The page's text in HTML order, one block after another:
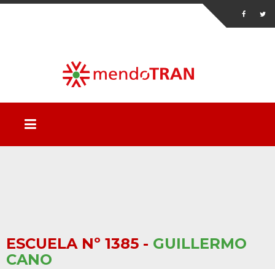
ESCUELA Nº 1385 - GUILLERMO
CANO